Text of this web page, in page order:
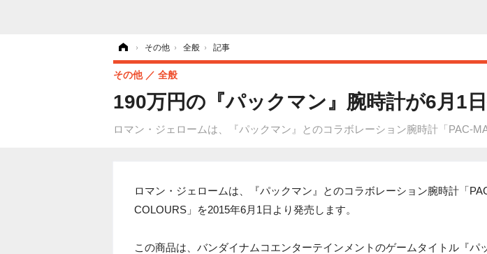
› その他 › 全般 › 記事
190万円の『パックマン』腕時計が6月1
ロマン・ジェロームは、『パックマン』とのコラボレーション腕時計「PAC-
その他 全般
ロマン・ジェロームは、『パックマン』とのコラボレーション腕時計「
COLOURS」を2015年6月1日より発売します。
この商品は、バンダイナムコエンターテインメントのゲームタイトル『パ